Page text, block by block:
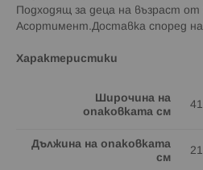
Подходящ за деца на възраст от
Асортимент.Доставка според
Характеристики
Широчина на
опаковката см
Дължина на опаковката
см